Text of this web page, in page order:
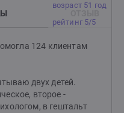
возраст 51 год
рейтинг 5/5
124 клиентам
двух детей.
второе -
в гештальт